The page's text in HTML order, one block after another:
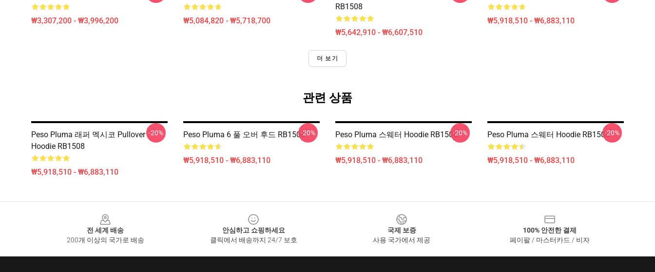
₩3,307,200 - ₩3,996,200 ₩5,084,820 - ₩5,718,700
RB1508
₩5,642,910 - ₩6,607,510
₩5,918,510 - ₩6,883,110
더 보기
관련 상품
Peso Pluma 래퍼 멕시코 Pullover
Hoodie RB1508
₩5,918,510 - ₩6,883,110
-20% Peso Pluma 6 풀 오버 후드 RB1508
₩5,918,510 - ₩6,883,110
-20% Peso Pluma 스웨터 Hoodie RB1508
₩5,918,510 - ₩6,883,110
-20% Peso Pluma 스웨터 Hoodie RB1508
₩5,918,510 - ₩6,883,110
-20%
전 세계 배송
200개 이상의 국가로 배송
안심하고 쇼핑하세요
클릭에서 배송까지 24/7 보호
국제 보증
사용 국가에서 제공
100% 안전한 결제
페이팔 / 마스터카드 / 비자